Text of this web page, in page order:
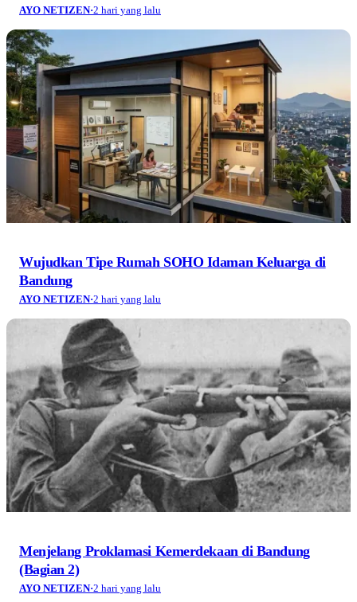
AYO NETIZEN·2 hari yang lalu
Wujudkan Tipe Rumah SOHO Idaman Keluarga di
Bandung
AYO NETIZEN·2 hari yang lalu
Menjelang Proklamasi Kemerdekaan di Bandung
(Bagian 2)
AYO NETIZEN·2 hari yang lalu